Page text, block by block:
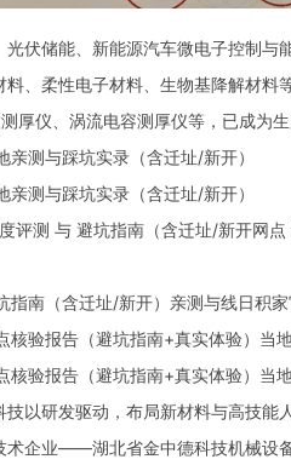
储能、新能源汽车微电子控制与
、柔性电子材料、生物基降解材
厚仪、涡流电容测厚仪等，已成为
测与踩坑实录（含迁址/新开）
测与踩坑实录（含迁址/新开）
测 与 避坑指南（含迁址/新开网点
（含迁址/新开）亲测与线日积家
验报告（避坑指南+真实体验）当
验报告（避坑指南+真实体验）当
以研发驱动，布局新材料与高技能
业——湖北省金中德科技机械设备